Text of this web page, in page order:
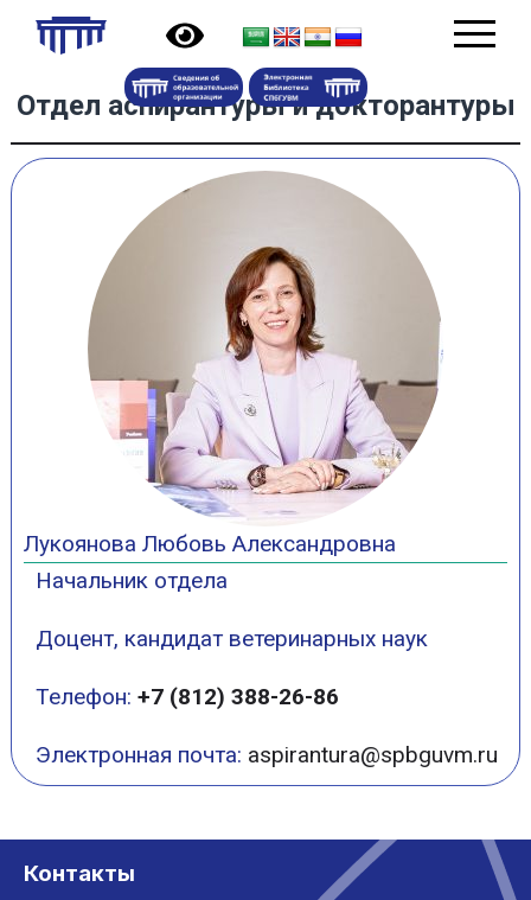
Отдел аспирантуры и докторантуры
Лукоянова Любовь Александровна
Начальник отдела
Доцент, кандидат ветеринарных наук
Телефон: +7 (812) 388-26-86
Электронная почта: aspirantura@spbguvm.ru
Контакты